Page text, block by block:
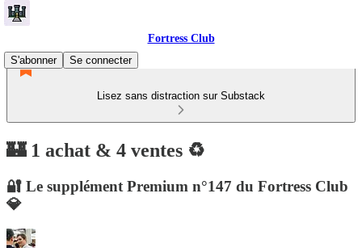
Fortress Club
S'abonner
Se connecter
Lisez sans distraction sur Substack
🏰 1 achat & 4 ventes ♻️
🔐 Le supplément Premium n°147 du Fortress Club
💎